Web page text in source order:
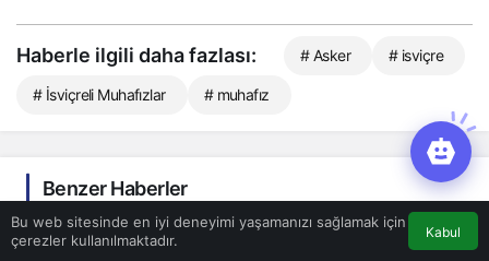
Haberle ilgili daha fazlası: # Asker # isviçre
# İsviçreli Muhafızlar # muhafız
Benzer Haberler
Bu web sitesinde en iyi deneyimi yaşamanızı sağlamak için
çerezler kullanılmaktadır.
Kabul